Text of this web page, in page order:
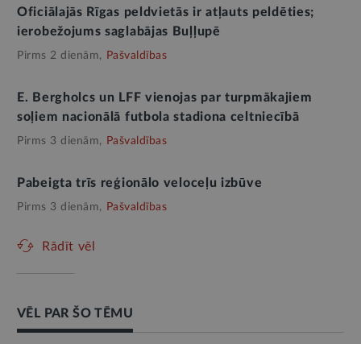
Oficiālajās Rīgas peldvietās ir atļauts peldēties;
ierobežojums saglabājas Buļļupē
Pirms 2 dienām, Pašvaldības
E. Bergholcs un LFF vienojas par turpmākajiem
soļiem nacionālā futbola stadiona celtniecībā
Pirms 3 dienām, Pašvaldības
Pabeigta trīs reģionālo veloceļu izbūve
Pirms 3 dienām, Pašvaldības
Rādīt vēl
VĒL PAR ŠO TĒMU